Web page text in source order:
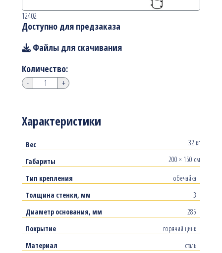
Характеристики
Вес
32 кг
Габариты
200 × 150 см
Тип крепления
обечайка
Толщина стенки, мм
3
Диаметр основания, мм
285
Покрытие
горячий цинк
Материал
сталь
12402
Доступно для предзаказа
Файлы для скачивания
Количество:
- +